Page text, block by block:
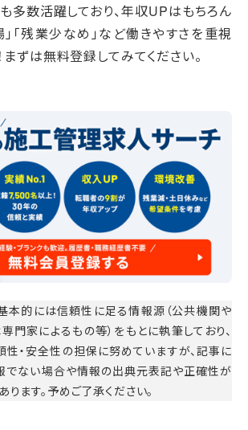
も多数活躍しており、年収UPはもちろん
」「残業少なめ」など働きやすさを重視
ずは無料登録してみてください。
本的には信頼性に足る情報源（公共機関や
門家によるもの等）をもとに執筆しており、
性・安全性の担保に努めていますが、記事に
でない場合や情報の出典元表記や正確性が
ます。予めご了承ください。